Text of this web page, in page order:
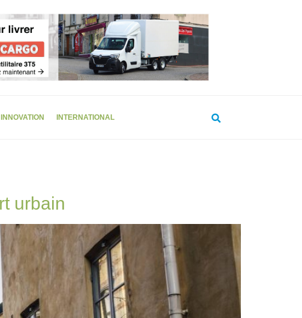
INNOVATION INTERNATIONAL
urbain